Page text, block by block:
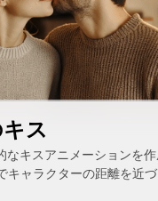
ス
なキスアニメーションを
キャラクターの距離を近